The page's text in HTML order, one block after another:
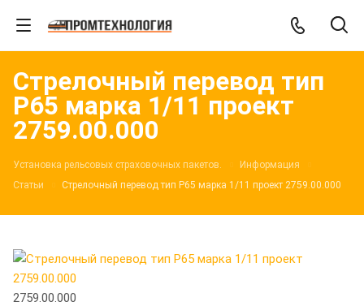
Стрелочный перевод тип
Р65 марка 1/11 проект
2759.00.000
Установка рельсовых страховочных пакетов.
Информация
Статьи
Стрелочный перевод тип Р65 марка 1/11 проект 2759.00.000
2759.00.000